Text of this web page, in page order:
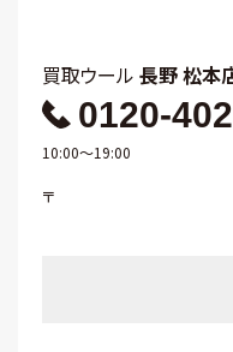
買取ウール 長野 松本
0120-
10:00～19:00
〒